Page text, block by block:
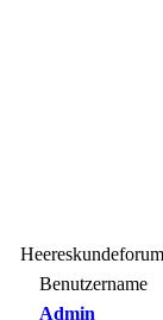
Benutzername
Admin